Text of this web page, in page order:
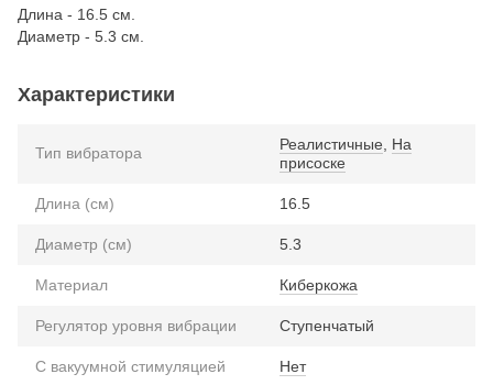
Длина - 16.5 см.
Диаметр - 5.3 см.
Характеристики
Тип вибратора Реалистичные
На
присоске
Длина (см) 16.5
Диаметр (см) 5.3
Материал Киберкожа
Регулятор уровня вибрации Ступенчатый
С вакуумной стимуляцией Нет